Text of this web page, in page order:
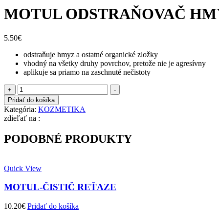
MOTUL ODSTRAŇOVAČ
5.50€
odstraňuje hmyz a ostatné organické zložky
vhodný na všetky druhy povrchov, pretože nie je agresívny
aplikuje sa priamo na zaschnuté nečistoty
+
množstvo
MOTUL
ODSTRAŇOVAČ
HMYZU
-
Pridať do košíka
Kategória: KOZMETIKA
zdieľať na :
PODOBNÉ PRODUKTY
Quick View
MOTUL-ČISTIČ REŤAZE
10.20€ Pridať do košíka